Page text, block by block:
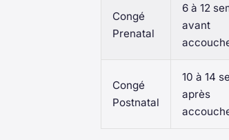
Congé
Prenatal
6 à 12
avant
Congé
Postnatal
10 à 14
après